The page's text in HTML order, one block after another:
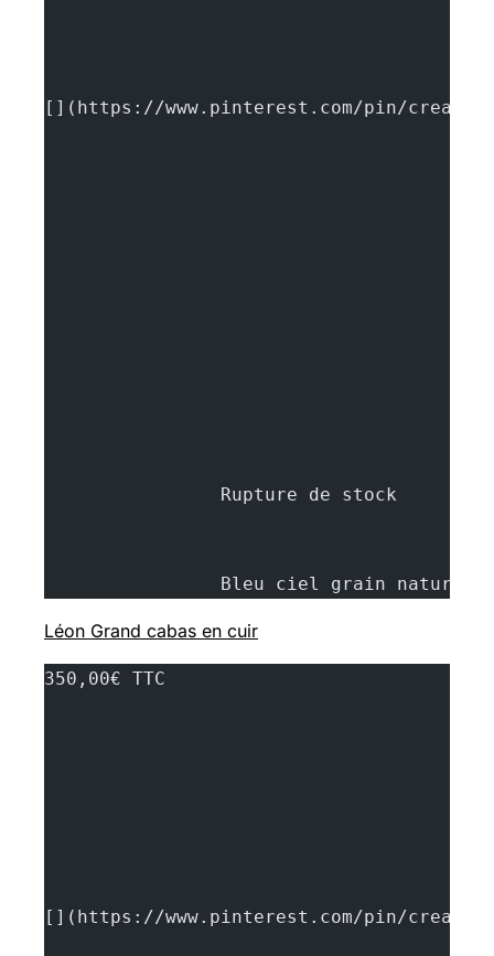
[](https://www.pinterest.com/pin/create/
		Bleu ciel grain naturel
Léon Grand cabas en cuir
350,00€ TTC
[](https://www.pinterest.com/pin/create/